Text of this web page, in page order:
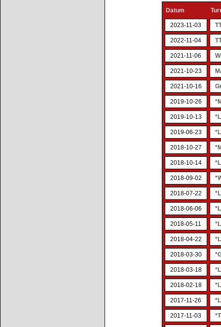
Datum
2023-11-03
2022-11-04
2021-11-06
2021-10-23
2021-10-16
2019-10-26
2019-10-13
2019-06-23
2018-10-27
2018-10-14
2018-09-02
2018-07-22
2018-06-06
2018-05-11
2018-04-22
2018-03-30
2018-03-18
2018-02-18
2017-11-26
2017-11-03